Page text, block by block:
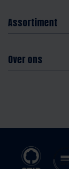
Assortiment
Over ons